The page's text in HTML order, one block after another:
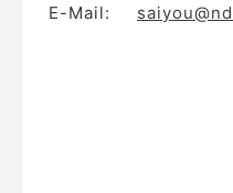
E-Mail: